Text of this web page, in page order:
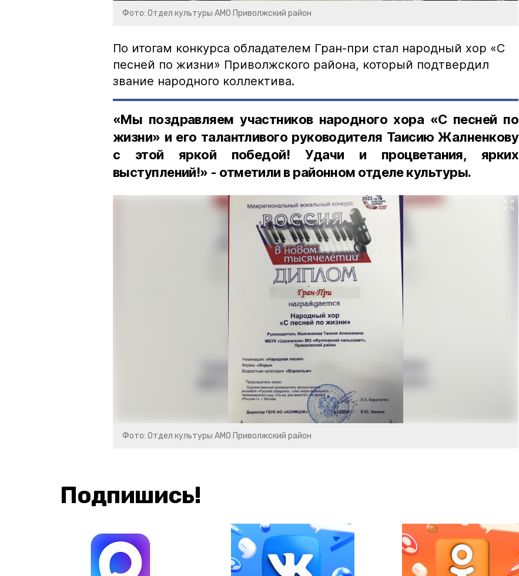
Фото: Отдел культуры АМО Приволжский район
По итогам конкурса обладателем Гран-при стал народный хор «С
песней по жизни» Приволжского района, который подтвердил
звание народного коллектива.
«Мы поздравляем участников народного хора «С песней по
жизни» и его талантливого руководителя Таисию Жалненкову
с этой яркой победой! Удачи и процветания, ярких
выступлений!» - отметили в районном отделе культуры.
Фото: Отдел культуры АМО Приволжский район
Подпишись!